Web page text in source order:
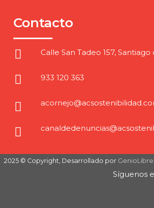
Contacto
Calle San Tadeo 157,
933 120 363
2025 © Copyright, Desarrollado por GenioLibre
Síguenos